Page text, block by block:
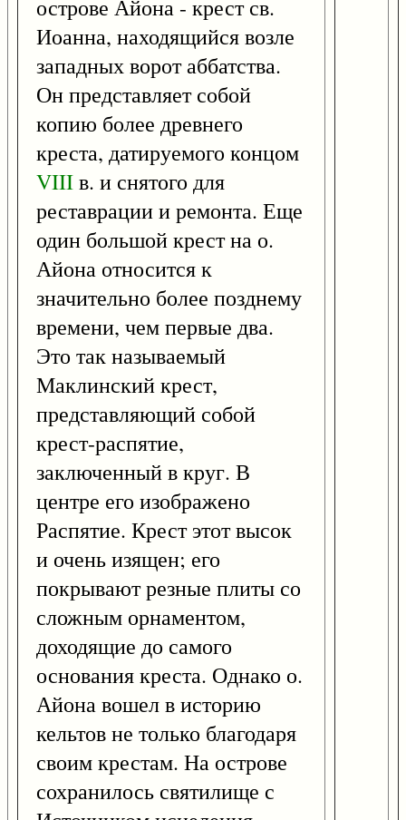
острове Айона - крест св.
Иоанна, находящийся возле
западных ворот аббатства.
Он представляет собой
копию более древнего
креста, датируемого концом
VIIIв. и снятого для
реставрации и ремонта. Еще
один большой крест на о.
Айона относится к
значительно более позднему
времени, чем первые два.
Это так называемый
Маклинский крест,
представляющий собой
крест-распятие,
заключенный в круг. В
центре его изображено
Распятие. Крест этот высок
и очень изящен; его
покрывают резные плиты со
сложным орнаментом,
доходящие до самого
основания креста. Однако о.
Айона вошел в историю
кельтов не только благодаря
своим крестам. На острове
сохранилось святилище с